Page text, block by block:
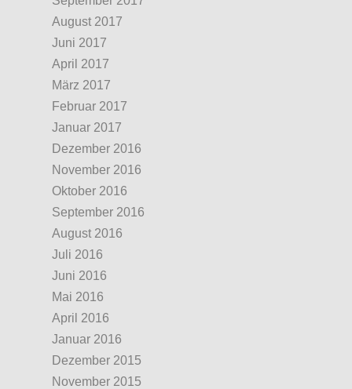
August 2017
Juni 2017
April 2017
März 2017
Februar 2017
Januar 2017
Dezember 2016
November 2016
Oktober 2016
September 2016
August 2016
Juli 2016
Juni 2016
Mai 2016
April 2016
Januar 2016
Dezember 2015
November 2015